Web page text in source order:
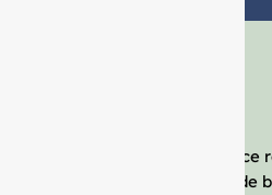
France
Avenue de